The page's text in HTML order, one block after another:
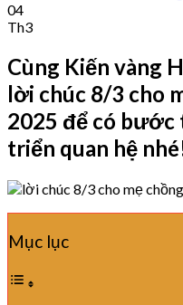
04
Th3
Cùng Kiến vàng
lời chúc 8/3 cho
2025 để có
triển quan hệ
Mục lục